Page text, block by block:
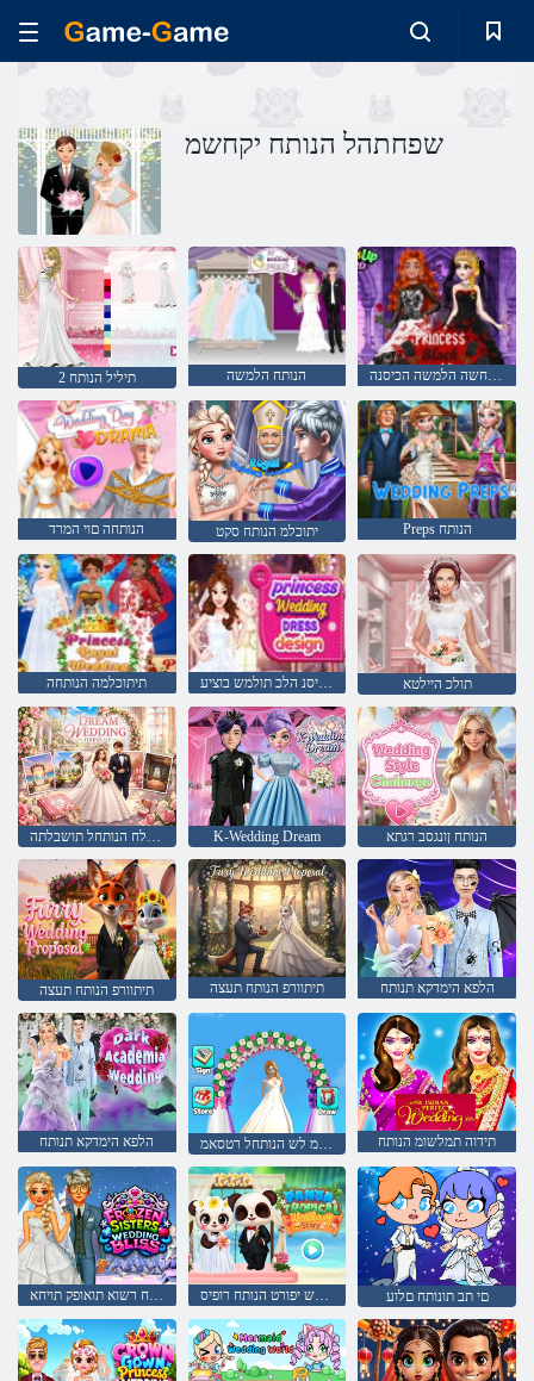
שפחתהל הנותח יקחשמ
2 תיליל הנותח הנותח הלמשה הלמשה הרוחשה הלמשה הכיסנה
הנותחה םוי המרד יתוכלמ הנותח סקט Preps הנותח
תיתוכלמה הנותחה תויתוכיסנ הלכ תולמש בוציע תולכ היילטא
תימולח הנותחל תושבלתה K-Wedding Dream הנותח ןונגסב רגתא
תיתוורפ הנותח תעצה תיתוורפ הנותח תעצה הלפא הימדקא תנותח
הלפא הימדקא תנותח רשגה ץורימ לש הנותחל רטסאמ תידוה תמלשומ הנותח
הנותח רשוא תואופק תויחא הדנפ לש יפורט הנותח רופיס םי תב תונותח םלוע